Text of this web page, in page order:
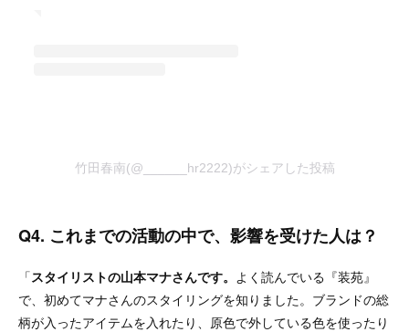
竹田春南(@______hr2222)がシェアした投稿
Q4. これまでの活動の中で、影響を受けた人は？
「スタイリストの山本マナさんです。 よく読んでいる『装苑』
で、初めてマナさんのスタイリングを知りました。ブランドの総
柄が入ったアイテムを入れたり、原色で外している色を使ったり